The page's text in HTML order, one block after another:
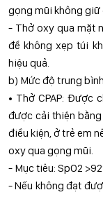
gọng mũi không giữ
- Thở oxy qua mặt
để không xẹp túi
hiệu quả.
b) Mức độ trung
• Thở CPAP: Được
được cải thiện bằng
điều kiện, ở trẻ em
oxy qua gọng mũi.
- Mục tiêu: SpO2
- Nếu không đạt